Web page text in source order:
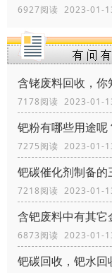
6927阅读 2023-01-
含铑废料回收，你
7178阅读 2023-01-
钯粉有哪些用途呢
7275阅读 2023-01-
钯碳催化剂制备的
7218阅读 2023-01-
含钯废料中有其它
6873阅读 2023-01-